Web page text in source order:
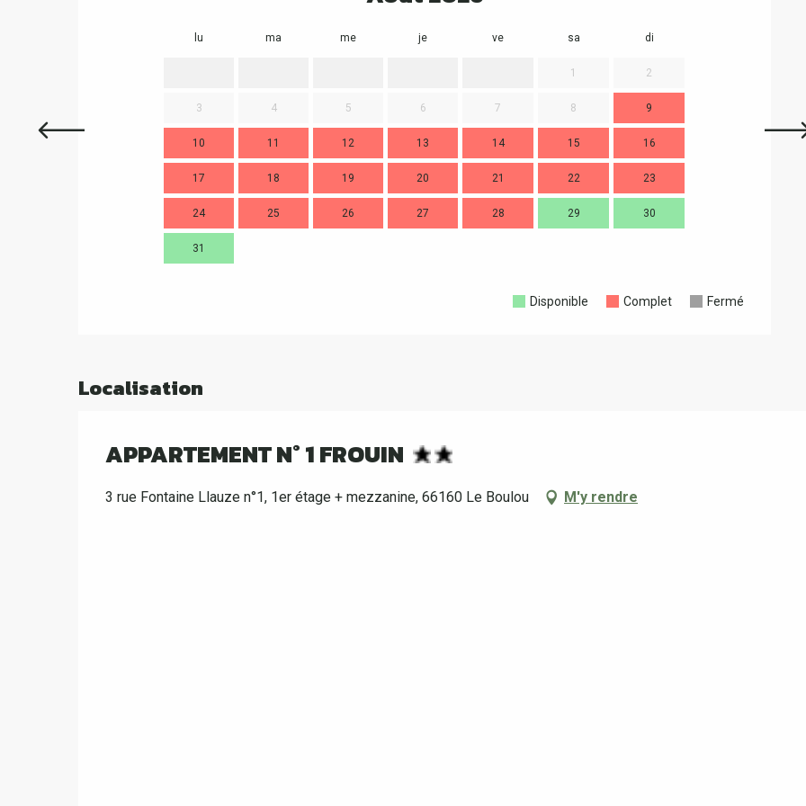
lu ma me je ve sa di
1 2
3 4 5 6 7 8 9
10 11 12 13 14 15 16
17 18 19 20 21 22 23
24 25 26 27 28 29 30
31
15
Disponible Complet Fermé
Localisation
APPARTEMENT N° 1 FROUIN
3 rue Fontaine Llauze n°1, 1er étage + mezzanine, 66160 Le Boulou M'y rendre